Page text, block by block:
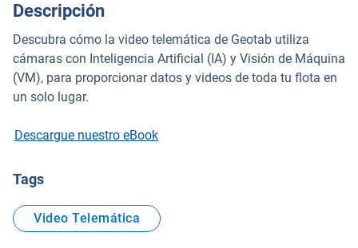
Descripción
Descubra cómo la video telemática de Geotab utiliza
cámaras con Inteligencia Artificial (IA) y Visión de Máquina
(VM), para proporcionar datos y videos de toda tu flota en
un solo lugar.
Descargue nuestro eBook
Tags
Video Telemática